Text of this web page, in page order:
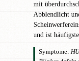
mit
Abblendlicht
und ist
Symptome: